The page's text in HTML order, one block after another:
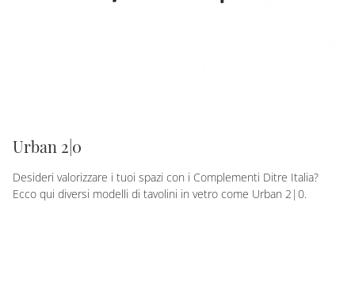
Urban 2|0
Desideri valorizzare i tuoi spazi con i Complementi Ditre Italia?
Ecco qui diversi modelli di tavolini in vetro come Urban 2|0.